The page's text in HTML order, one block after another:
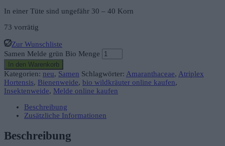
In einer Tüte sind ungefähr 30 – 40 Korn
73 vorrätig
Zur Wunschliste
Samen Melde grün Bio Menge
In den Warenkorb
Kategorien: neu, Samen Schlagwörter: Amaranthaceae, Atriplex
Hortensis, Bienenweide, bio wildkräuter online kaufen,
Insektenweide, Melde online kaufen
Beschreibung
Zusätzliche Informationen
Beschreibung